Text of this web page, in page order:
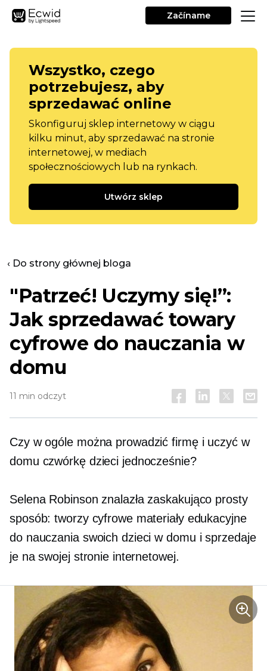
Začíname
Wszystko, czego
potrzebujesz, aby
sprzedawać online
Skonfiguruj sklep internetowy w ciągu
kilku minut, aby sprzedawać na stronie
internetowej, w mediach
społecznościowych lub na rynkach.
Utwórz sklep
‹ Do strony głównej bloga
"Patrzeć! Uczymy się!”:
Jak sprzedawać towary
cyfrowe do nauczania w
domu
11 min odczyt
Czy w ogóle można prowadzić firmę i uczyć w
domu czwórkę dzieci jednocześnie?
Selena Robinson znalazła zaskakująco prosty
sposób: tworzy cyfrowe materiały edukacyjne
do nauczania swoich dzieci w domu i sprzedaje
je na swojej stronie internetowej.